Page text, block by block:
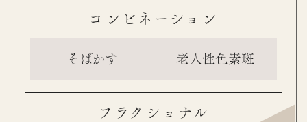
コンビネーション
そばかす 老人性色素斑
フラクショナル